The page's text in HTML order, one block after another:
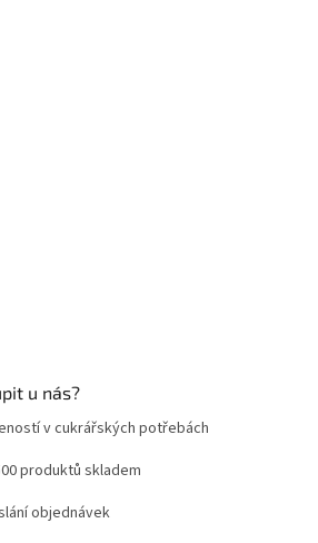
u nás?
v cukrářských potřebách
produktů skladem
objednávek